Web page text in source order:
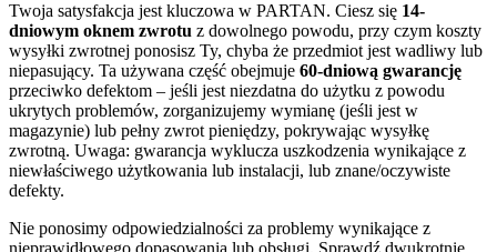
Twoja satysfakcja jest kluczowa w PARTAN. Ciesz się 14-
dniowym oknem zwrotu z dowolnego powodu, przy czym koszty
wysyłki zwrotnej ponosisz Ty, chyba że przedmiot jest wadliwy lub
niepasujący. Ta używana część obejmuje 60-dniową gwarancję
przeciwko defektom – jeśli jest niezdatna do użytku z powodu
ukrytych problemów, zorganizujemy wymianę (jeśli jest w
magazynie) lub pełny zwrot pieniędzy, pokrywając wysyłkę
zwrotną. Uwaga: gwarancja wyklucza uszkodzenia wynikające z
niewłaściwego użytkowania lub instalacji, lub znane/oczywiste
defekty.
Nie ponosimy odpowiedzialności za problemy wynikające z
nieprawidłowego dopasowania lub obsługi. Sprawdź dwukrotnie